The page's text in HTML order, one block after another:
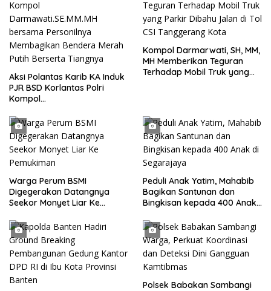
Aksi Polantas Karib KA Induk
PJR BSD Korlantas Polri
Kompol
bersama Personilnya
Membagikan Bendera Merah
Putih Berserta Tiangnya
Kompol Darmarwati, SH, MM,
MH Memberikan Teguran
Terhadap Mobil Truk yang
Warga Perum BSMI
Digegerakan Datangnya
Seekor Monyet Liar Ke
Peduli Anak Yatim, Mahabib
Bagikan Santunan dan
Bingkisan kepada 400 Anak
Polsek Babakan Sambangi